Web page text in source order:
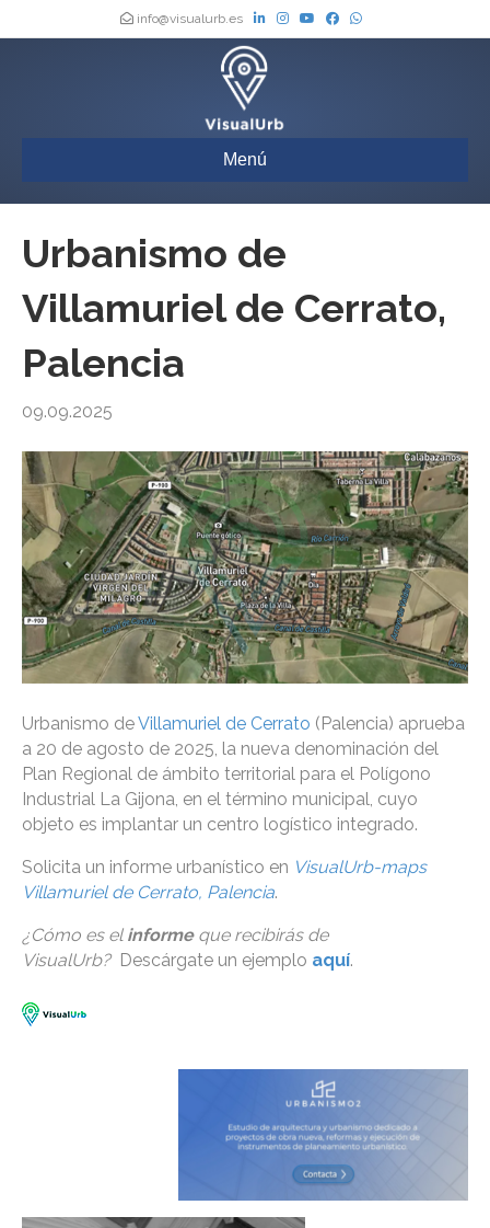
info@visualurb.es
Menú
Urbanismo de
Villamuriel de Cerrato,
Palencia
09.09.2025
Urbanismo deVillamuriel de Cerrato (Palencia) aprueba
a 20 de agosto de 2025, la nueva denominación del
Plan Regional de ámbito territorial para el Polígono
Industrial La Gijona, en el término municipal, cuyo
objeto es implantar un centro logístico integrado.
Solicita un informe urbanístico en VisualUrb-maps
Villamuriel de Cerrato, Palencia.
¿Cómo es el informe que recibirás de
VisualUrb?Descárgate un ejemplo aquí.